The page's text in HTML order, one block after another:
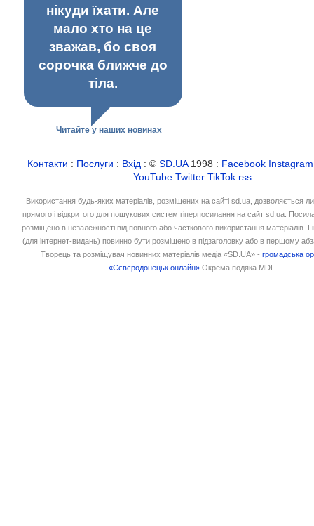
нікуди їхати. Але
мало хто на це
зважав, бо своя
сорочка ближче до
тіла.
Читайте у наших новинах
Контакти : Послуги : Вхід : ©SD.UA1998 : Facebook Instagram
YouTube Twitter TikTok rss
Використання будь-яких матеріалів, розміщених на сайті sd.ua, дозволяється
прямого і відкритого для пошукових систем гіперпосилання на сайт sd.ua.
розміщено в незалежності від повного або часткового використання матеріалів.
(для інтернет-видань) повинно бути розміщено в підзаголовку або в першому
Творець та розміщувач новинних матеріалів медіа «SD.UA» -громадська
«Сєвєродонецьк онлайн» Окрема подяка MDF.